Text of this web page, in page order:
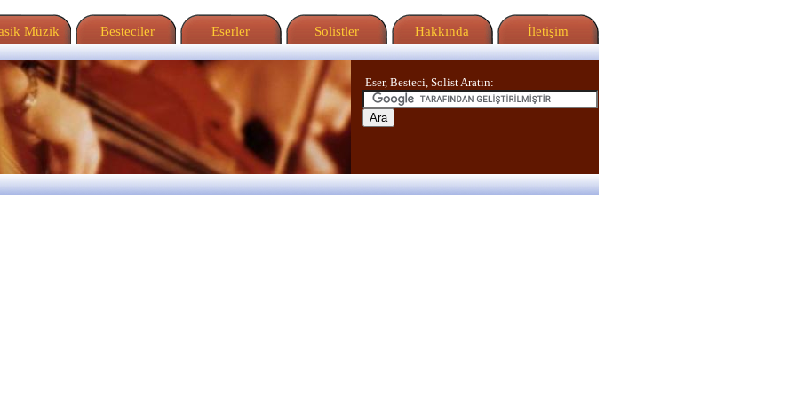
Müzik Besteciler Eserler Solistler Hakkında İletişim
Eser, Besteci, Solist Aratın: